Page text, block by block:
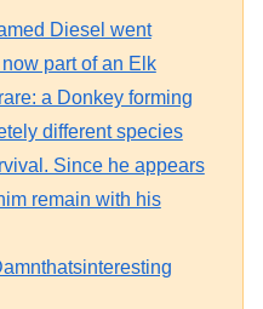
Diesel went
part of an Elk
a Donkey forming
different species
Since he appears
remain with his